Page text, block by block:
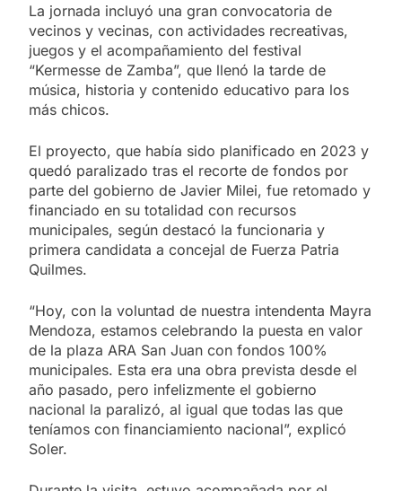
La jornada incluyó una gran convocatoria de
vecinos y vecinas, con actividades recreativas,
juegos y el acompañamiento del festival
“Kermesse de Zamba”, que llenó la tarde de
música, historia y contenido educativo para los
más chicos.
El proyecto, que había sido planificado en 2023 y
quedó paralizado tras el recorte de fondos por
parte del gobierno de Javier Milei, fue retomado y
financiado en su totalidad con recursos
municipales, según destacó la funcionaria y
primera candidata a concejal de Fuerza Patria
Quilmes.
“Hoy, con la voluntad de nuestra intendenta Mayra
Mendoza, estamos celebrando la puesta en valor
de la plaza ARA San Juan con fondos 100%
municipales. Esta era una obra prevista desde el
año pasado, pero infelizmente el gobierno
nacional la paralizó, al igual que todas las que
teníamos con financiamiento nacional”, explicó
Soler.